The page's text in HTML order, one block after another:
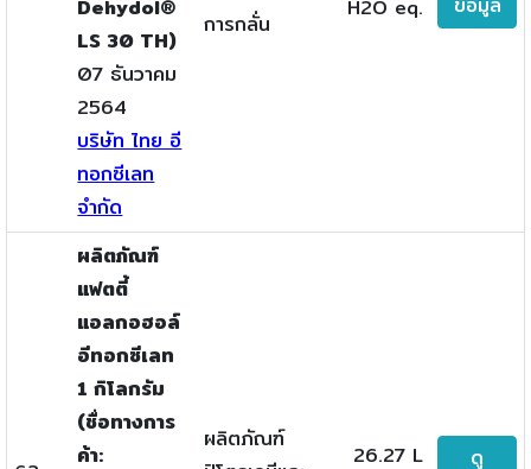
Dehydol®
LS 30 TH)
07 ธันวาคม
2564
บริษัท ไทย อี
ทอกซีเลท
จำกัด
การกลั่น
H2O eq.
ผลิตภัณฑ์
แฟตตี้
แอลกอฮอล์
อีทอกซีเลท
1 กิโลกรัม
(ชื่อทางการ
ค้า:
ผลิตภัณฑ์
26.27 L
ดู